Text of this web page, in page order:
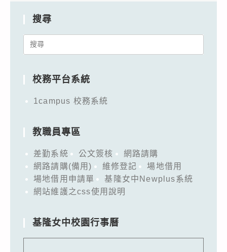
搜尋
Search
校務平台系統
1campus 校務系統
教職員專區
差勤系統 公文簽核
網路請購
網路請購(備用)
維修登記
場地借用
場地借用申請單
基隆女中Newplus系統
網站維護之css使用說明
基隆女中校園行事曆